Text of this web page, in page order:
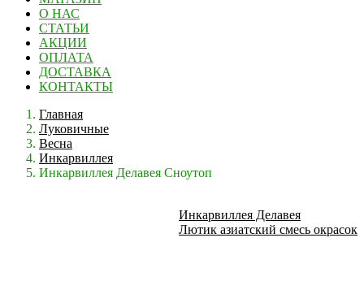
О НАС
СТАТЬИ
АКЦИИ
ОПЛАТА
ДОСТАВКА
КОНТАКТЫ
Главная
Луковичные
Весна
Инкарвиллея
Инкарвиллея Делавея Сноутоп
Инкарвиллея Делавея
Лютик азиатский смесь окрасок